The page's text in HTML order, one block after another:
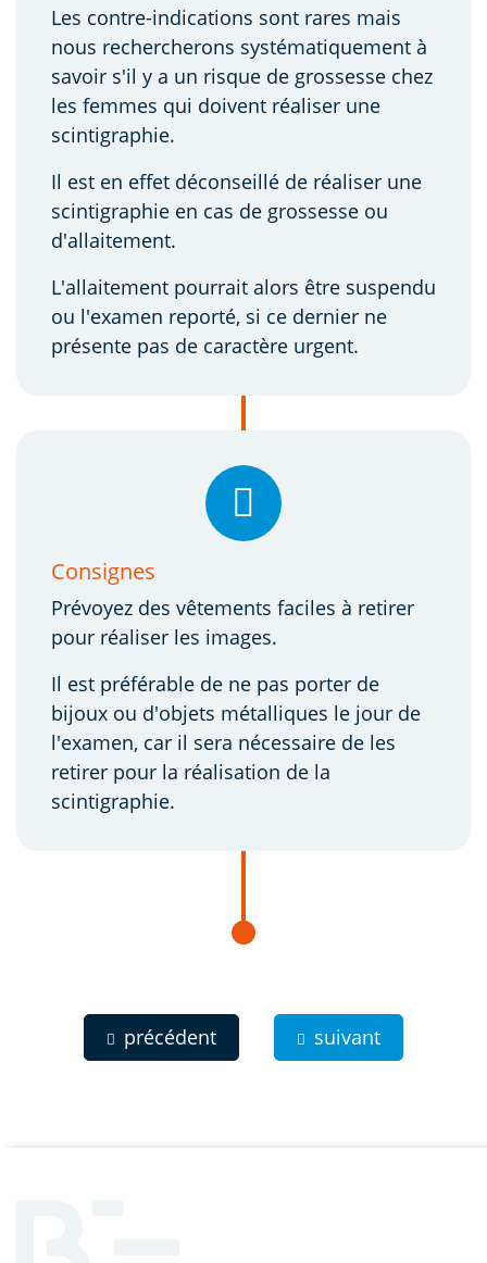
Les contre-indications sont rares mais
nous rechercherons systématiquement à
savoir s'il y a un risque de grossesse chez
les femmes qui doivent réaliser une
scintigraphie.
Il est en effet déconseillé de réaliser une
scintigraphie en cas de grossesse ou
d'allaitement.
L'allaitement pourrait alors être suspendu
ou l'examen reporté, si ce dernier ne
présente pas de caractère urgent.
Consignes
Prévoyez des vêtements faciles à retirer
pour réaliser les images.
Il est préférable de ne pas porter de
bijoux ou d'objets métalliques le jour de
l'examen, car il sera nécessaire de les
retirer pour la réalisation de la
scintigraphie.
précédent suivant